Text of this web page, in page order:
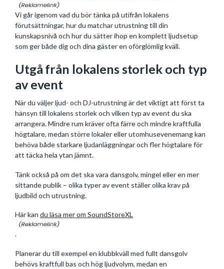
Vi går igenom vad du bör tänka på utifrån lokalens
förutsättningar, hur du matchar utrustning till din
kunskapsnivå och hur du sätter ihop en komplett ljudsetup
som ger både dig och dina gäster en oförglömlig kväll.
Utgå från lokalens storlek och typ
av event
När du väljer ljud- och DJ-utrustning är det viktigt att först ta
hänsyn till lokalens storlek och vilken typ av event du ska
arrangera. Mindre rum kräver ofta färre och mindre kraftfulla
högtalare, medan större lokaler eller utomhusevenemang kan
behöva både starkare ljudanläggningar och fler högtalare för
att täcka hela ytan jämnt.
Tänk också på om det ska vara dansgolv, mingel eller en mer
sittande publik – olika typer av event ställer olika krav på
ljudbild och utrustning.
Här kan du läsa mer om SoundStoreXL
.
Planerar du till exempel en klubbkväll med fullt dansgolv
behövs kraftfull bas och hög ljudvolym, medan en